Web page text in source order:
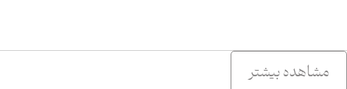
مشاهده بیشتر